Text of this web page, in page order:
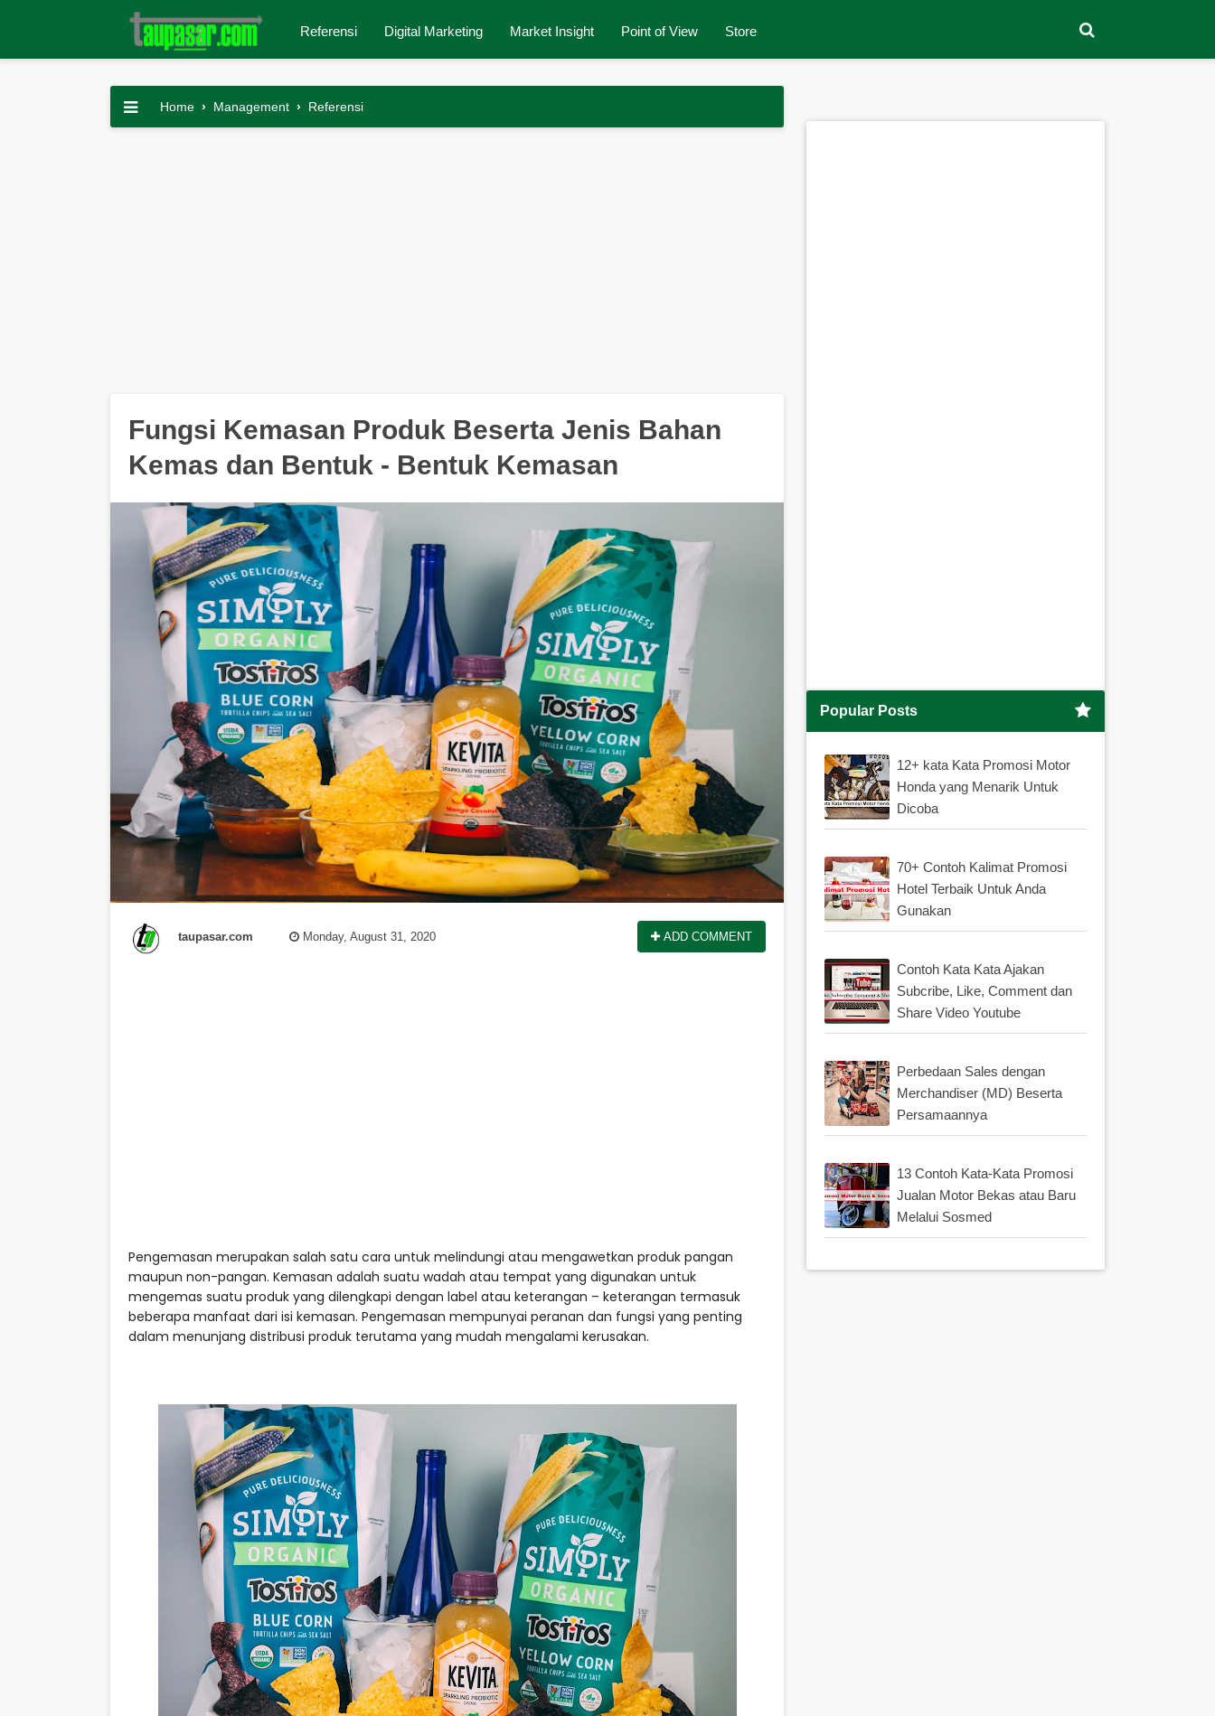
Referensi Digital Marketing Market Insight Point of View Store
Home › Management › Referensi
Fungsi Kemasan Produk Beserta Jenis Bahan
Kemas dan Bentuk - Bentuk Kemasan
taupasar.com Monday, August 31, 2020 ADD COMMENT
Pengemasan merupakan salah satu cara untuk melindungi atau mengawetkan produk pangan
maupun non-pangan. Kemasan adalah suatu wadah atau tempat yang digunakan untuk
mengemas suatu produk yang dilengkapi dengan label atau keterangan – keterangan termasuk
beberapa manfaat dari isi kemasan. Pengemasan mempunyai peranan dan fungsi yang penting
dalam menunjang distribusi produk terutama yang mudah mengalami kerusakan.
Popular Posts
12+ kata Kata Promosi Motor
Honda yang Menarik Untuk
Dicoba
70+ Contoh Kalimat Promosi
Hotel Terbaik Untuk Anda
Gunakan
Contoh Kata Kata Ajakan
Subcribe, Like, Comment dan
Share Video Youtube
Perbedaan Sales dengan
Merchandiser (MD) Beserta
Persamaannya
13 Contoh Kata-Kata Promosi
Jualan Motor Bekas atau Baru
Melalui Sosmed